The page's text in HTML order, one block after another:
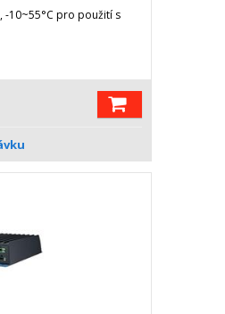
-10~55°C pro použití s